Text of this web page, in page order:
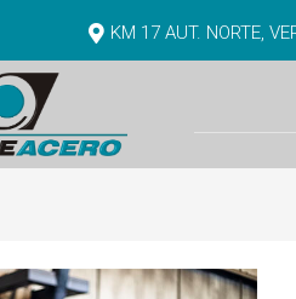
KM 17 AUT. NORTE,